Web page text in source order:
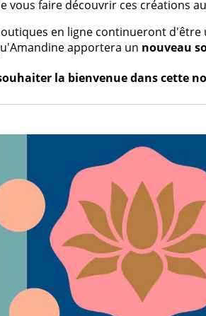
vous faire découvrir ces créations
en ligne continueront
apportera un nouveau
la bienvenue dans cette